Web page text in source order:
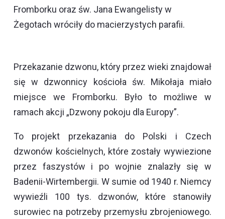
Fromborku oraz św. Jana Ewangelisty w
Żegotach wróciły do macierzystych parafii.
Przekazanie dzwonu, który przez wieki znajdował
się w dzwonnicy kościoła św. Mikołaja miało
miejsce we Fromborku. Było to możliwe w
ramach akcji „Dzwony pokoju dla Europy”.
To projekt przekazania do Polski i Czech
dzwonów kościelnych, które zostały wywiezione
przez faszystów i po wojnie znalazły się w
Badenii-Wirtembergii. W sumie od 1940 r. Niemcy
wywieźli 100 tys. dzwonów, które stanowiły
surowiec na potrzeby przemysłu zbrojeniowego.